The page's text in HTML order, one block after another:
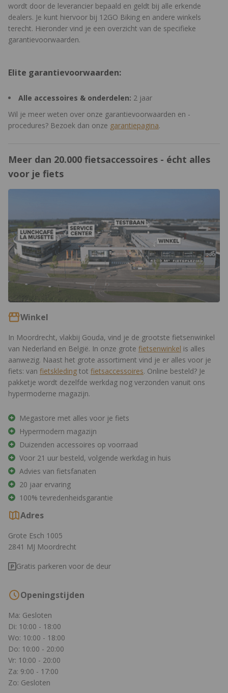
wordt door de leverancier bepaald en geldt bij alle erkende
dealers. Je kunt hiervoor bij 12GO Biking en andere winkels
terecht. Hieronder vind je een overzicht van de specifieke
garantievoorwaarden.
Elite garantievoorwaarden:
Alle accessoires & onderdelen: 2 jaar
Wil je meer weten over onze garantievoorwaarden en -
procedures? Bezoek dan onze garantiepagina.
Meer dan 20.000 fietsaccessoires - écht alles
voor je fiets
https://www.12gobiking.nl/winkel
Winkel
In Moordrecht, vlakbij Gouda, vind je de grootste fietsenwinkel
van Nederland en België. In onze grote fietsenwinkel is alles
aanwezig. Naast het grote assortiment vind je er alles voor je
fiets: van fietskleding tot fietsaccessoires. Online besteld? Je
pakketje wordt dezelfde werkdag nog verzonden vanuit ons
hypermoderne magazijn.
Megastore met alles voor je fiets
Hypermodern magazijn
Duizenden accessoires op voorraad
Voor 21 uur besteld, volgende werkdag in huis
Advies van fietsfanaten
20 jaar ervaring
100% tevredenheidsgarantie
Adres
Grote Esch 1005
2841 MJ Moordrecht
Gratis parkeren voor de deur
Openingstijden
Ma: Gesloten
Di: 10:00 - 18:00
Wo: 10:00 - 18:00
Do: 10:00 - 20:00
Vr: 10:00 - 20:00
Za: 9:00 - 17:00
Zo: Gesloten